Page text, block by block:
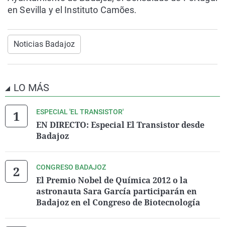
en Sevilla y el Instituto Camões.
Noticias Badajoz
LO MÁS
ESPECIAL 'EL TRANSISTOR'
EN DIRECTO: Especial El Transistor desde
Badajoz
CONGRESO BADAJOZ
El Premio Nobel de Química 2012 o la
astronauta Sara García participarán en
Badajoz en el Congreso de Biotecnología